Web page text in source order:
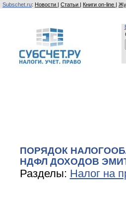
Subschet.ru: Новости | Статьи | Книги on-line |
ПОРЯДОК
НДФЛ ДОХОДОВ
Разделы: Налог на